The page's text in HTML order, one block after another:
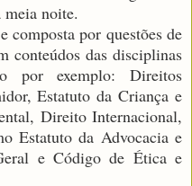
noite.
composta por questões de
conteúdos das disciplinas
por exemplo: Direitos
Estatuto da Criança e
Direito Internacional,
Estatuto da Advocacia e
e Código de Ética e